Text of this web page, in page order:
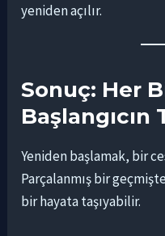
yeniden açılır.
Sonuç: Her
Yeniden başlamak, bir
Parçalanmış bir
bir hayata taşıyabilir.